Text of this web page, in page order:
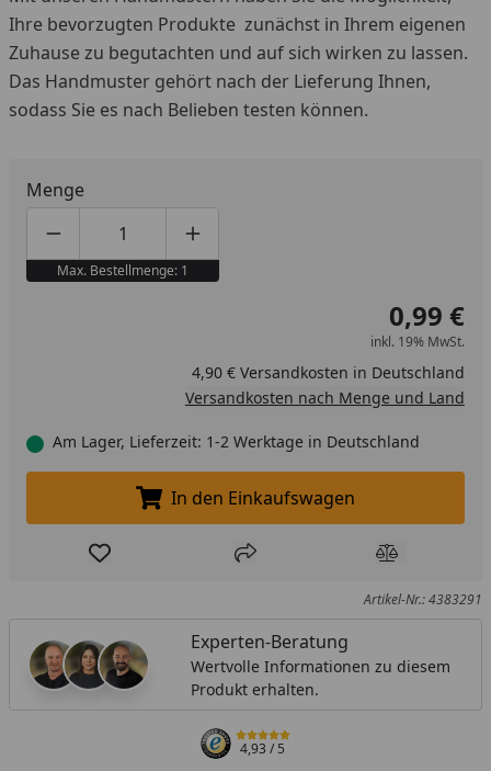
Ihre bevorzugten Produkte zunächst in Ihrem eigenen
Zuhause zu begutachten und auf sich wirken zu lassen.
Das Handmuster gehört nach der Lieferung Ihnen,
sodass Sie es nach Belieben testen können.
Menge
Produktmenge um eins verringern
Produktmenge manuell eingeben
Produktmenge um eins erhöhen
Max. Bestellmenge: 1
0,99 €
inkl. 19% MwSt.
4,90 € Versandkosten in Deutschland
Versandkosten nach Menge und Land
Am Lager, Lieferzeit: 1-2 Werktage in Deutschland
In den Einkaufswagen legen
In den Einkaufswagen
Produkt zur Wunschliste hinzufügen
Teilen Produkt
Artikel-Nr.: 4383291
Experten-Beratung
Wertvolle Informationen zu diesem
Produkt erhalten.
4,93/ 5